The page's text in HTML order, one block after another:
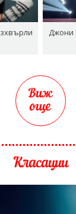
Джони
Виж
още
Класации